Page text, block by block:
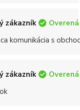
zákazník
komunikácia s
zákazník